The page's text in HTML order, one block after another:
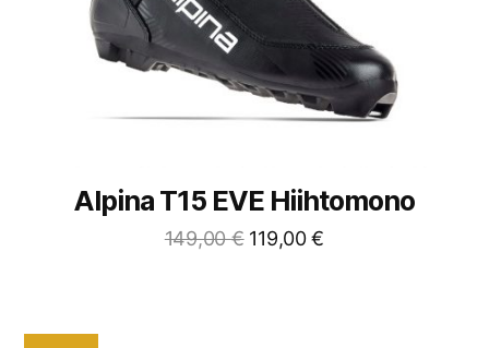
Alpina T15 EVE Hiihtomono
149,00€ 119,00€